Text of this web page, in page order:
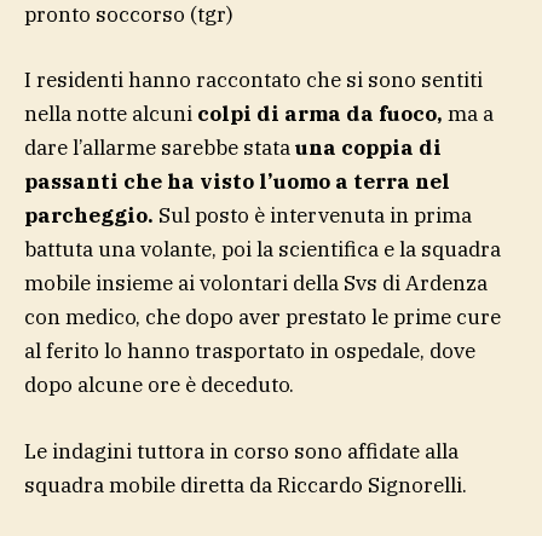
pronto soccorso (tgr)
I residenti hanno raccontato che si sono sentiti
nella notte alcuni colpi di arma da fuoco, ma a
dare l’allarme sarebbe statauna coppia di
passanti che ha visto l’uomo a terra nel
parcheggio. Sul posto è intervenuta in prima
battuta una volante, poi la scientifica e la squadra
mobile insieme ai volontari della Svs di Ardenza
con medico, che dopo aver prestato le prime cure
al ferito lo hanno trasportato in ospedale, dove
dopo alcune ore è deceduto.
Le indagini tuttora in corso sono affidate alla
squadra mobile diretta da Riccardo Signorelli.